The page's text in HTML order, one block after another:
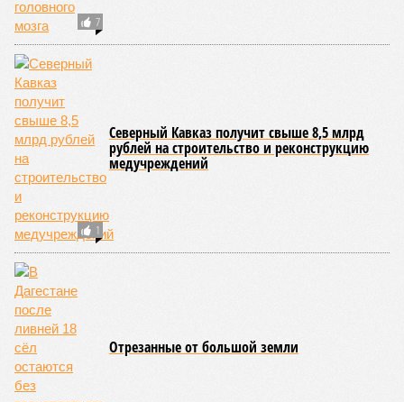
7
1
Северный Кавказ получит свыше 8,5 млрд
рублей на строительство и реконструкцию
медучреждений
Отрезанные от большой земли